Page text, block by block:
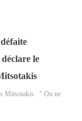
le
Mitsotakis : " On ne